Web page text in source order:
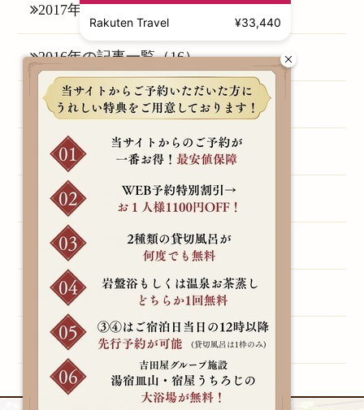
2017年の記事一覧（6）
2016年の記事一覧（16）
2015年の記事一覧（1）
2014年の記事一覧（3）
2013年の記事一覧（1）
2011年の記事一覧（1）
2010年の記事一覧（1）
2009年の記事一覧（1）
Rakuten Travel ¥33,440